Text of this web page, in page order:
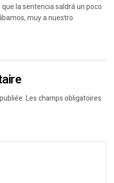
la sentencia saldrá un poco
muy a nuestro
Les champs obligatoires